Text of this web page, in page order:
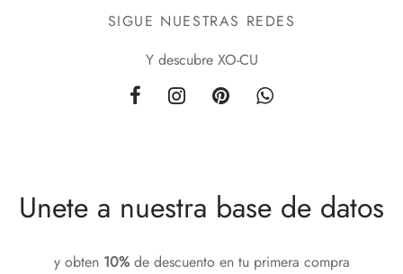
SIGUE NUESTRAS REDES
Y descubre XO-CU
Unete a nuestra base de datos
y obten 10%de descuento en tu primera compra